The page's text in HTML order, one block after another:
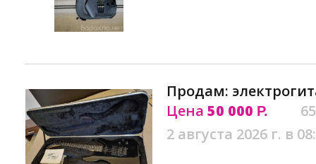
Продам:
Цена 50 000 Р.
2 августа 2026 г. в